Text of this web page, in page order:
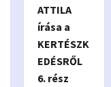
ATTILA
írása a
KERTÉSZK
EDÉSRŐL
6. rész